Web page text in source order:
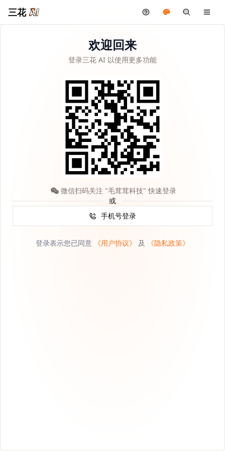
三花
欢迎回来
登录三花 AI 以使用更多功能
手机号登录
或
微信扫码关注 "毛茸茸科技" 快速登录
登录表示您已同意 《用户协议》 及 《隐私政策》